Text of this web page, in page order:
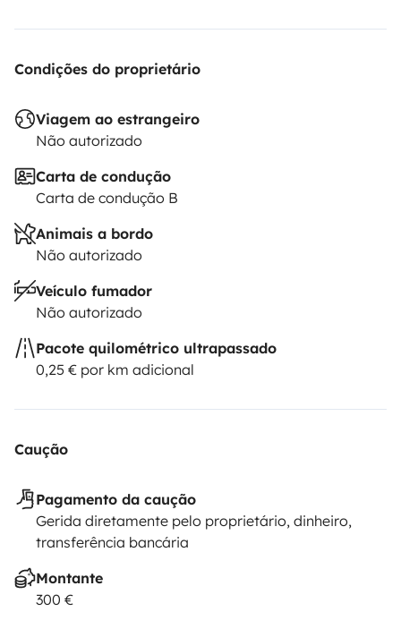
Condições do proprietário
Viagem ao estrangeiro
Não autorizado
Carta de condução
Carta de condução B
Animais a bordo
Não autorizado
Veículo fumador
Não autorizado
Pacote quilométrico ultrapassado
0,25 € por km adicional
Caução
Pagamento da caução
Gerida diretamente pelo proprietário, dinheiro,
transferência bancária
Montante
300 €